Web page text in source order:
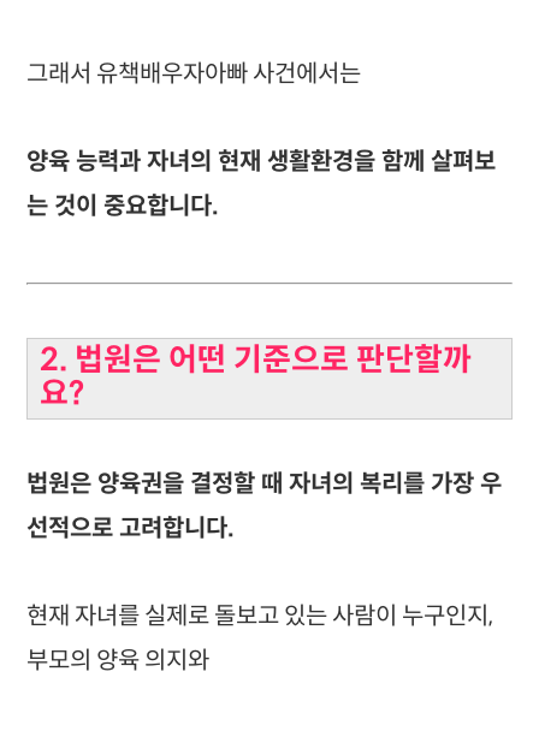
그래서 유책배우자아빠 사건에서는
양육 능력과 자녀의 현재 생활환경을 함께 살펴보
는 것이 중요합니다.
2. 법원은 어떤 기준으로 판단할까
요?
법원은 양육권을 결정할 때 자녀의 복리를 가장 우
선적으로 고려합니다.
현재 자녀를 실제로 돌보고 있는 사람이 누구인지,
부모의 양육 의지와